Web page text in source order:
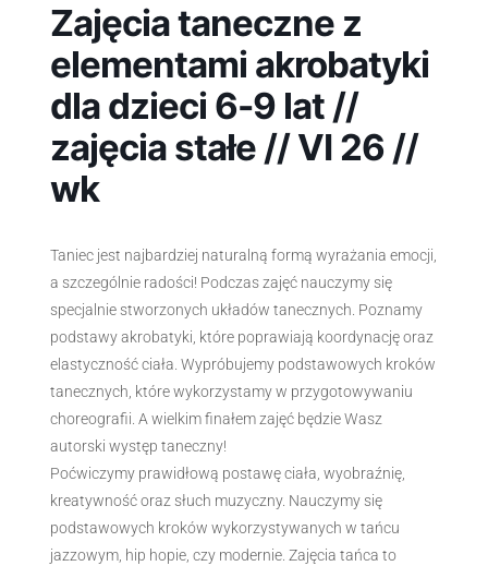
Zajęcia taneczne z
elementami akrobatyki
dla dzieci 6-9 lat //
zajęcia stałe // VI 26 //
wk
Taniec jest najbardziej naturalną formą wyrażania emocji,
a szczególnie radości! Podczas zajęć nauczymy się
specjalnie stworzonych układów tanecznych. Poznamy
podstawy akrobatyki, które poprawiają koordynację oraz
elastyczność ciała. Wypróbujemy podstawowych kroków
tanecznych, które wykorzystamy w przygotowywaniu
choreografii. A wielkim finałem zajęć będzie Wasz
autorski występ taneczny!
Poćwiczymy prawidłową postawę ciała, wyobraźnię,
kreatywność oraz słuch muzyczny. Nauczymy się
podstawowych kroków wykorzystywanych w tańcu
jazzowym, hip hopie, czy modernie. Zajęcia tańca to